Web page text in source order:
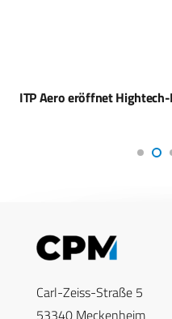
ITP Aero eröffnet
Carl-Zeiss-Straße 5
53340 Meckenheim